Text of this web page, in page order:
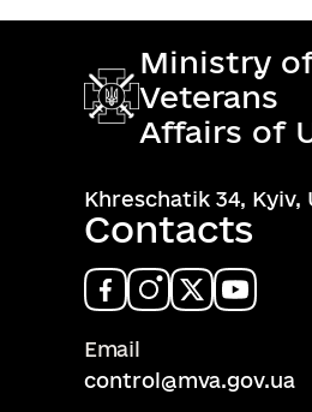
Ministry
Veterans
Affairs of
Khreschatik 34, Kyiv,
Contacts
Email
control@mva.gov.ua